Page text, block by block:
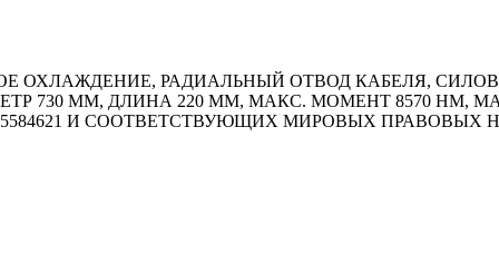
ОХЛАЖДЕНИЕ, РАДИАЛЬНЫЙ ОТВОД КАБЕЛЯ,
730 ММ, ДЛИНА 220 ММ, МАКС. МОМЕНТ 8570 HM,
И СООТВЕТСТВУЮЩИХ МИРОВЫХ ПРАВОВЫХ